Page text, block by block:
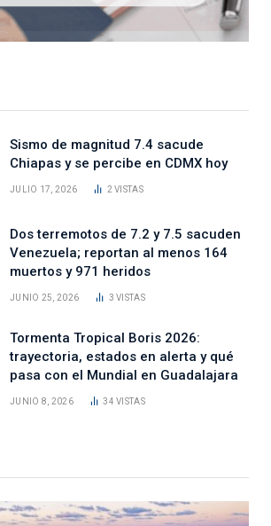
Sismo de magnitud 7.4 sacude
Chiapas y se percibe en CDMX hoy
JULIO 17, 2026 2VISTAS
Dos terremotos de 7.2 y 7.5 sacuden
Venezuela; reportan al menos 164
muertos y 971 heridos
JUNIO 25, 2026 3VISTAS
Tormenta Tropical Boris 2026:
trayectoria, estados en alerta y qué
pasa con el Mundial en Guadalajara
JUNIO 8, 2026 34VISTAS